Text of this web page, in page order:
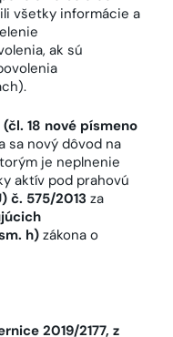
všetky informácie a
ak sú
18 nové písmeno
sa nový dôvod na
je neplnenie
aktív pod prahovú
č. 575/2013 za
h) zákona o
2019/2177, z